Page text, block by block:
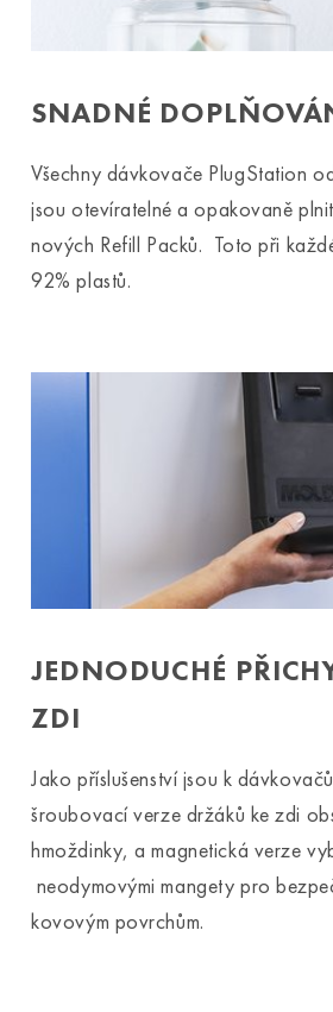
SNADNÉ
Všechny dávkovače PlugStation
jsou otevíratelné a opakovaně
nových Refill Packů. Toto při
92% plastů.
JEDNODUCHÉ
ZDI
Jako příslušenství jsou k
šroubovací verze držáků ke zdi
hmoždinky, a magnetická verze
neodymovými mangety pro
kovovým povrchům.